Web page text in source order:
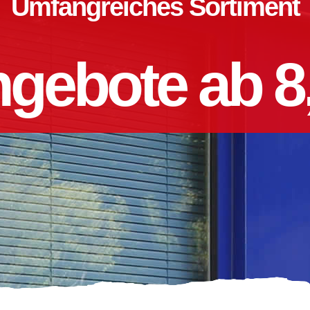
Umfangreiches Sortiment
ab